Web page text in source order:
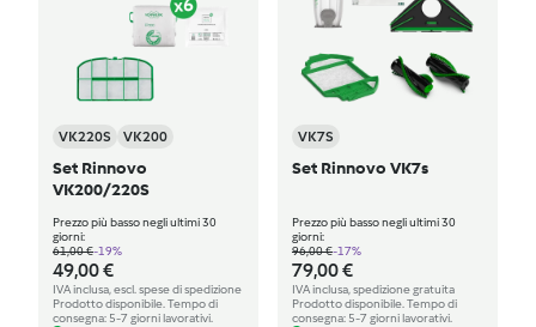
VK220S VK200
Set Rinnovo
VK200/220S
Prezzo più basso negli ultimi 30
giorni:
61,00 €-19%
49,00 €
IVA inclusa, escl. spese di spedizione
Prodotto disponibile. Tempo di
consegna: 5-7 giorni lavorativi.
VK7S
Set Rinnovo VK7s
Prezzo più basso negli ultimi 30
giorni:
96,00 €-17%
79,00 €
IVA inclusa, spedizione gratuita
Prodotto disponibile. Tempo di
consegna: 5-7 giorni lavorativi.